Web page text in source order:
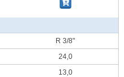
R 3/8"
24,0
13,0